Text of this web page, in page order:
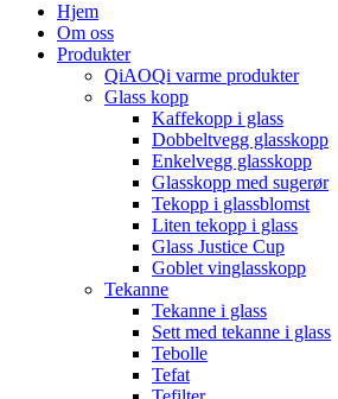
Hjem
Om oss
Produkter
QiAOQi varme produkter
Glass kopp
Kaffekopp i glass
Dobbeltvegg glasskopp
Enkelvegg glasskopp
Glasskopp med sugerør
Tekopp i glassblomst
Liten tekopp i glass
Glass Justice Cup
Goblet vinglasskopp
Tekanne
Tekanne i glass
Sett med tekanne i glass
Tebolle
Tefat